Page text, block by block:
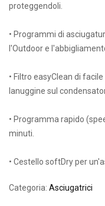
proteggendoli.
• Programmi di
l'Outdoor e
• Filtro easyClean di
lanuggine sul
• Programma rapido
minuti.
• Cestello softDry per
Categoria: Asciugatrici